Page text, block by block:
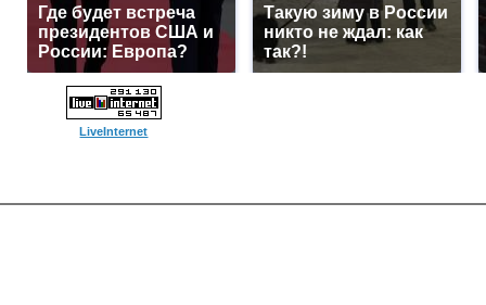
Где будет встреча
президентов США и
России: Европа?
Такую зиму в России
никто не ждал: как
так?!
LiveInternet